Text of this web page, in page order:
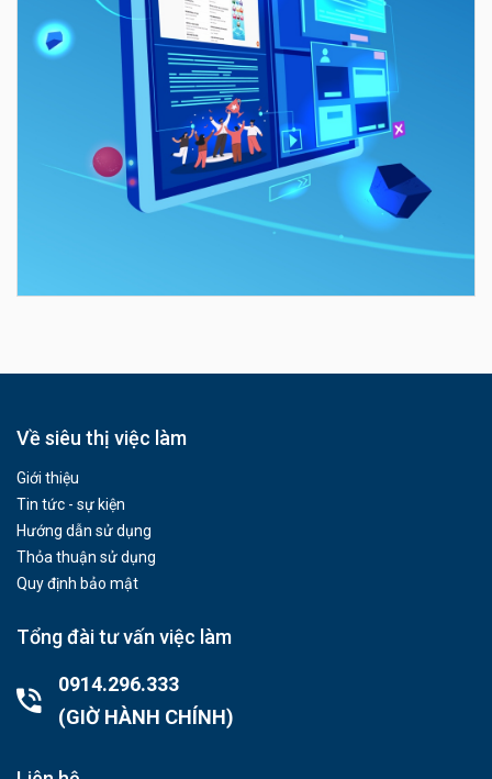
Về siêu thị việc làm
Giới thiệu
Tin tức - sự kiện
Hướng dẫn sử dụng
Thỏa thuận sử dụng
Quy định bảo mật
Tổng đài tư vấn việc làm
0914.296.333
(GIỜ HÀNH CHÍNH)